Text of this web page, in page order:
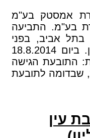
אמסטק בע"מ
בע"מ. התביעה
בתל אביב, בפני
השופטת ד"ר מיכל אגמון-גונן. ביום 18.8.2014
התובעת הגישה
שבדומה לתובעת
עין